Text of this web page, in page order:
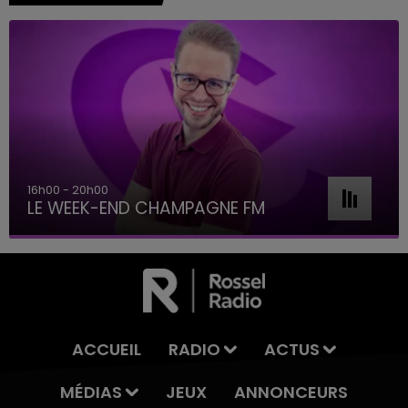
16h00 - 20h00
LE WEEK-END CHAMPAGNE FM
ACCUEIL RADIO
ACTUS
MÉDIAS
JEUX ANNONCEURS